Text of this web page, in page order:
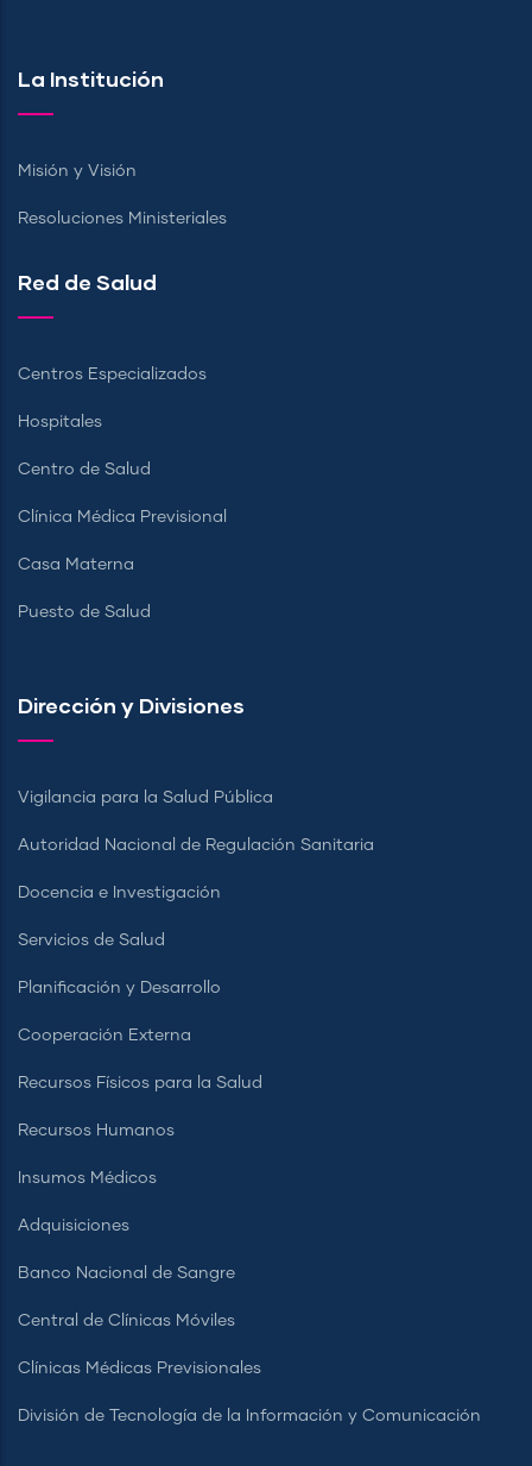
La Institución
Misión y Visión
Resoluciones Ministeriales
Red de Salud
Centros Especializados
Hospitales
Centro de Salud
Clínica Médica Previsional
Casa Materna
Puesto de Salud
Dirección y Divisiones
Vigilancia para la Salud Pública
Autoridad Nacional de Regulación Sanitaria
Docencia e Investigación
Servicios de Salud
Planificación y Desarrollo
Cooperación Externa
Recursos Físicos para la Salud
Recursos Humanos
Insumos Médicos
Adquisiciones
Banco Nacional de Sangre
Central de Clínicas Móviles
Clínicas Médicas Previsionales
División de Tecnología de la Información y Comunicación